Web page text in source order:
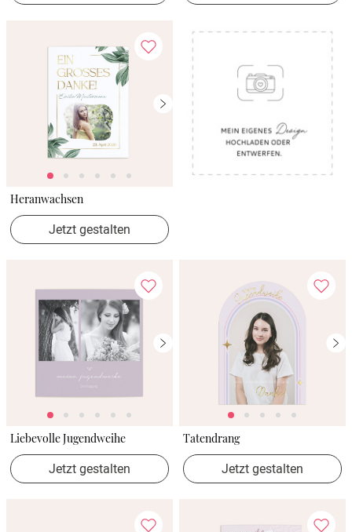
Heranwachsen
Jetzt gestalten
Liebevolle Jugendweihe
Jetzt gestalten
Tatendrang
Jetzt gestalten